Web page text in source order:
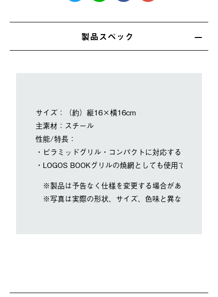
製品スペック
サイズ：（約）縦16×横16cm
主素材：スチール
性能/特長：
・ピラミッドグリル・コンパクトに対応するサイズの
・LOGOS BOOKグリルの焼網としても使用できます。
※製品は予告なく仕様を変更する場合があります。
※写真は実際の形状、サイズ、色味と異なる場合が